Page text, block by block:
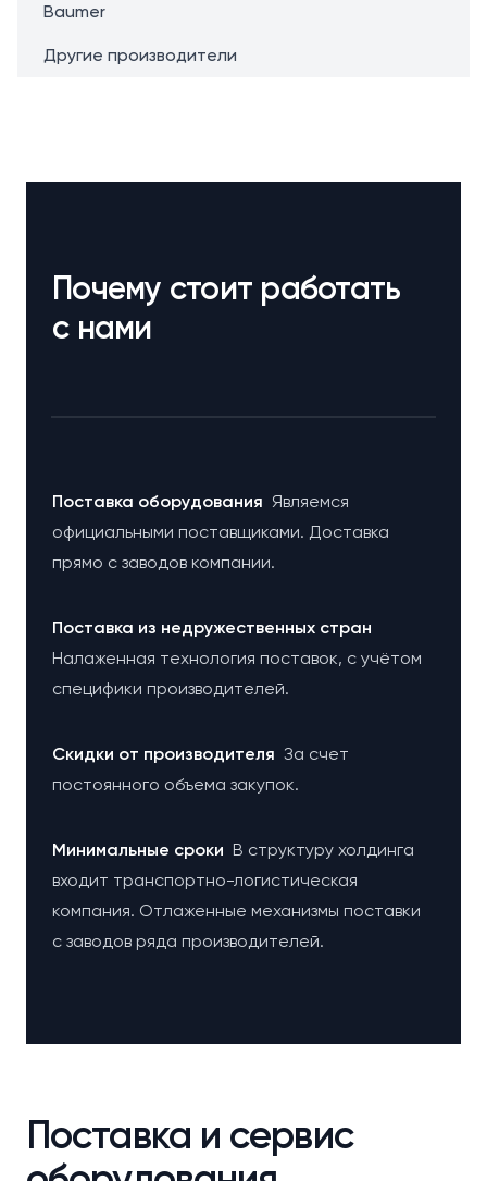
Baumer
Другие производители
Почему стоит работать
с нами
Поставка оборудования Являемся
официальными поставщиками. Доставка
прямо с заводов компании.
Поставка из недружественных стран
Налаженная технология поставок, с учётом
специфики производителей.
Cкидки от производителя За счет
постоянного объема закупок.
Минимальные сроки В структуру холдинга
входит транспортно-логистическая
компания. Отлаженные механизмы поставки
с заводов ряда производителей.
Поставка и сервис